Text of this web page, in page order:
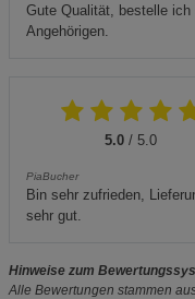
Gute Qualität, bestelle
Angehörigen.
5.0 / 5.0
PiaBucher
Bin sehr zufrieden,
sehr gut.
Hinweise zum
Alle Bewertungen stammen